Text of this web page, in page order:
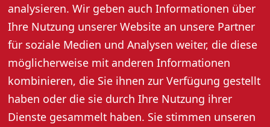
analysieren. Wir geben auch Informationen über
Ihre Nutzung unserer Website an unsere Partner
für soziale Medien und Analysen weiter, die diese
möglicherweise mit anderen Informationen
kombinieren, die Sie ihnen zur Verfügung gestellt
haben oder die sie durch Ihre Nutzung ihrer
Dienste gesammelt haben. Sie stimmen unseren
für Montag bis 10:00 Uhr am gleichen Tag unter Tel.
07802 82600 erforderlich.
Mindestpersonenzahl: 6 Personen
Preis pro Person: 5,- Euro, 3,- Euro mit Gästekarte